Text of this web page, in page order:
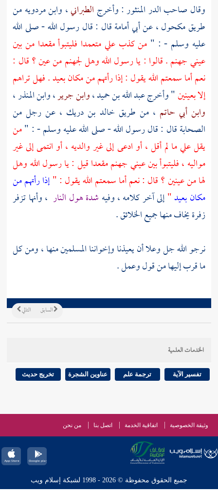
وقال صاحب الدر المنثور : وأخرج الطبراني، وابن مردويهمن
طريقمكحول، عنأبي أمامةقال : قال رسول الله - صلى الله
عليه وسلم - : " من كذب علي متعمدا فليتبوأ مقعدا من بين
عيني جهنم . قالوا : يا رسول الله وهل لجهنم من عين ؟ قال :
نعم أما سمعتم الله يقول : إذا رأتهم من مكان بعيد . فهل تراهم
إلا بعينين" وأخرجعبد الله بن حميد،وابن جرير،وابن المنذر،
وابن أبي حاتم ، من طريق خالد بن دريك ، عن رجل من
الصحابة قال : قال رسول الله - صلى الله عليه وسلم - : "من
يقل علي ما لم أقل ، أو ادعى إلى غير والديه ، أو انتمى إلى غير
مواليه ، فليتبوأ بين عيني جهنم مقعدا قيل : يا رسول الله وهل
لها من عينين ؟ قال : نعم أما سمعتم الله يقول : "إذا رأتهم من
مكان بعيد"إلى آخر كلامه ، وفيه شدة هول النار ، وأنها تزفر
زفرة يخاف منها جميع الخلائق .
نرجو الله جل وعلا أن يعيذنا وإخواننا المسلمين منها ، ومن كل
ما قرب إليها من قول وعمل .
التالي السابق
الخدمات العلمية
تفسير الآية ترجمة علم عناوين الشجرة تخريج حديث
وثيقة الخصوصية اتفاقية الخدمة اتصل بنا من نحن
جميع الحقوق محفوظة © 2026 - 1998 لشبكة إسلام ويب